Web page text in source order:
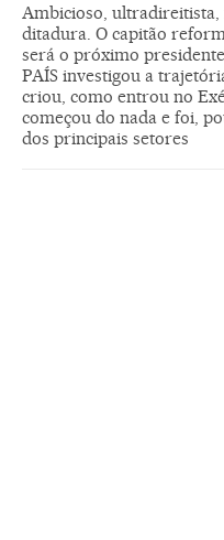
Ambicioso, ultradireitista,
ditadura. O capitão
será o próximo
PAÍS investigou a
criou, como entrou no
começou do nada e foi,
dos principais setores